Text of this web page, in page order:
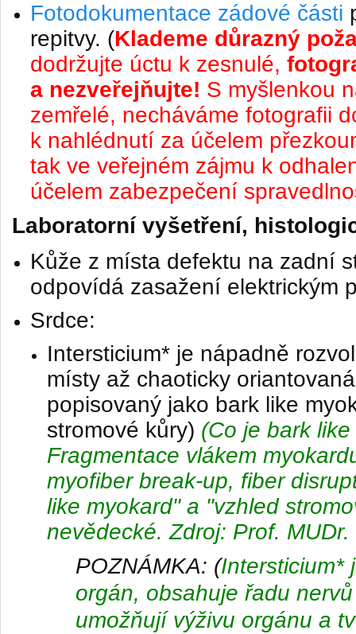
Fotodokumentace zádové části
repitvy. (Klademe důrazný
dodržujte úctu k zesnulé, f
a nezveřejňujte! S myšlenkou
zemřelé, necháváme fotografii
k nahlédnutí za účelem
tak ve veřejném zájmu k
účelem zabezpečení
Laboratorní vyšetření,
Kůže z místa defektu na zadní
odpovídá zasažení elektrickým
Srdce:
Intersticium* je nápadně
místy až chaoticky
popisovaný jako bark like
stromové kůry) (Co jebark
Fragmentace vlákem
myofiber break-up, fiber
like myokard" a "vzhled
nevědecké. Zdroj: Prof.
​POZNÁMKA: (Intersticium*
orgán, obsahuje řadu
umožňují výživu orgánu a